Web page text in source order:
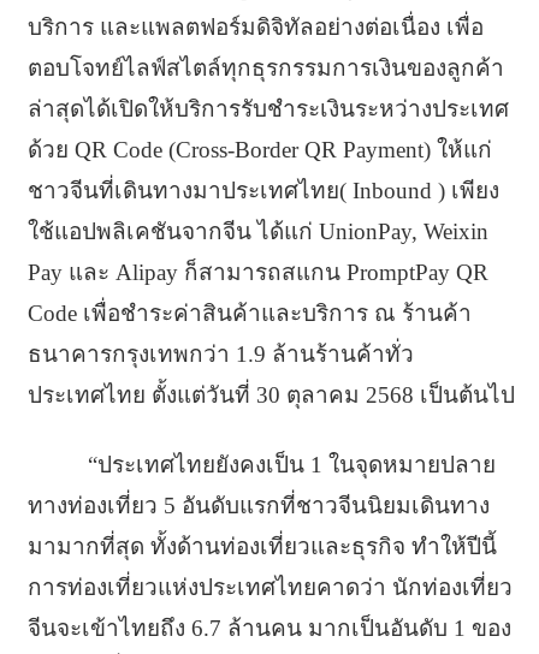
บริการ และแพลตฟอร์มดิจิทัลอย่างต่อเนื่อง เพื่อ
ตอบโจทย์ไลฟ์สไตล์ทุกธุรกรรมการเงินของลูกค้า
ล่าสุดได้เปิดให้บริการรับชำระเงินระหว่างประเทศ
ด้วย QR Code (Cross-Border QR Payment) ให้แก่
ชาวจีนที่เดินทางมาประเทศไทย( Inbound ) เพียง
ใช้แอปพลิเคชันจากจีน ได้แก่ UnionPay, Weixin
Pay และ Alipay ก็สามารถสแกน PromptPay QR
Code เพื่อชำระค่าสินค้าและบริการ ณ ร้านค้า
ธนาคารกรุงเทพกว่า 1.9 ล้านร้านค้าทั่ว
ประเทศไทย ตั้งแต่วันที่ 30 ตุลาคม 2568 เป็นต้นไป
“ประเทศไทยยังคงเป็น 1 ในจุดหมายปลาย
ทางท่องเที่ยว 5 อันดับแรกที่ชาวจีนนิยมเดินทาง
มามากที่สุด ทั้งด้านท่องเที่ยวและธุรกิจ ทำให้ปีนี้
การท่องเที่ยวแห่งประเทศไทยคาดว่า นักท่องเที่ยว
จีนจะเข้าไทยถึง 6.7 ล้านคน มากเป็นอันดับ 1 ของ